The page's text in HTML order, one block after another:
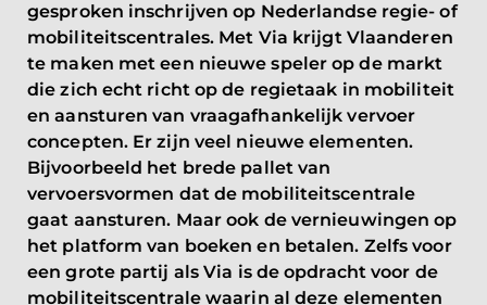
gesproken inschrijven op Nederlandse regie- of
mobiliteitscentrales. Met Via krijgt Vlaanderen
te maken met een nieuwe speler op de markt
die zich echt richt op de regietaak in mobiliteit
en aansturen van vraagafhankelijk vervoer
concepten. Er zijn veel nieuwe elementen.
Bijvoorbeeld het brede pallet van
vervoersvormen dat de mobiliteitscentrale
gaat aansturen. Maar ook de vernieuwingen op
het platform van boeken en betalen. Zelfs voor
een grote partij als Via is de opdracht voor de
mobiliteitscentrale waarin al deze elementen